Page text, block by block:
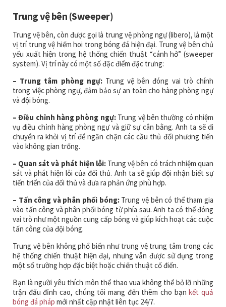
Trung vệ bên (Sweeper)
Trung vệ bên, còn được gọi là trung vệ phòng ngự (libero), là một
vị trí trung vệ hiếm hoi trong bóng đá hiện đại. Trung vệ bên chủ
yếu xuất hiện trong hệ thống chiến thuật “cánh hở” (sweeper
system). Vị trí này có một số đặc điểm đặc trưng:
– Trung tâm phòng ngự:Trung vệ bên đóng vai trò chính
trong việc phòng ngự, đảm bảo sự an toàn cho hàng phòng ngự
và đội bóng.
– Điều chỉnh hàng phòng ngự:Trung vệ bên thường có nhiệm
vụ điều chỉnh hàng phòng ngự và giữ sự cân bằng. Anh ta sẽ di
chuyển ra khỏi vị trí để ngăn chặn các cầu thủ đối phương tiến
vào không gian trống.
– Quan sát và phát hiện lỗi:Trung vệ bên có trách nhiệm quan
sát và phát hiện lỗi của đối thủ. Anh ta sẽ giúp đội nhận biết sự
tiến triển của đối thủ và đưa ra phản ứng phù hợp.
– Tấn công và phân phối bóng:Trung vệ bên có thể tham gia
vào tấn công và phân phối bóng từ phía sau. Anh ta có thể đóng
vai trò như một nguồn cung cấp bóng và giúp kích hoạt các cuộc
tấn công của đội bóng.
Trung vệ bên không phổ biến như trung vệ trung tâm trong các
hệ thống chiến thuật hiện đại, nhưng vẫn được sử dụng trong
một số trường hợp đặc biệt hoặc chiến thuật cổ điển.
Bạn là người yêu thích môn thể thao vua không thể bỏ lỡ những
trận đấu đỉnh cao, chúng tôi mang đến thêm cho bạnkết quả
bóng đá pháp mới nhất cập nhật liên tục 24/7.